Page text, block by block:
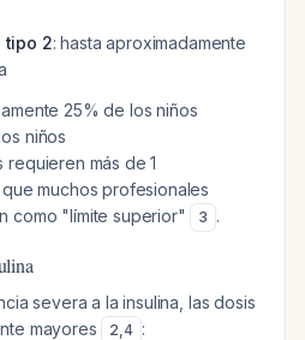
tipo 2: hasta aproximadamente
25% de los niños
niños
más de 1
muchos profesionales
como "límite superior"
3 .
severa a la insulina, las dosis
mayores
2,4 :